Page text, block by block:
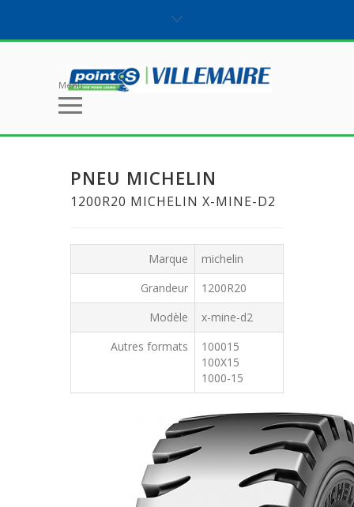
Menu
PNEU MICHELIN
1200R20 MICHELIN X-MINE-D2
Marque
michelin
Grandeur
1200R20
Modèle
x-mine-d2
Autres formats
100015
100X15
1000-15